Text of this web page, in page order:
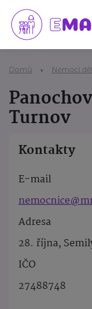
Domů Nemoci
Turnov
Kontakty
E-mail
Adresa
28. října,
IČO
27488748